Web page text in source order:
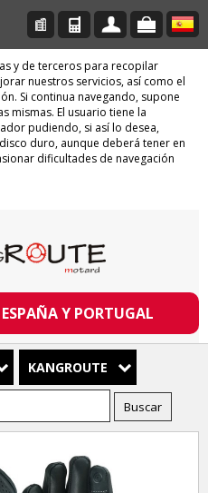
y de terceros para recopilar
nuestros servicios, así como el
Si continua navegando, supone
mismas. El usuario tiene la
pudiendo, si así lo desea,
duro, aunque deberá tener en
dificultades de navegación
Y PORTUGAL
KANGROUTE